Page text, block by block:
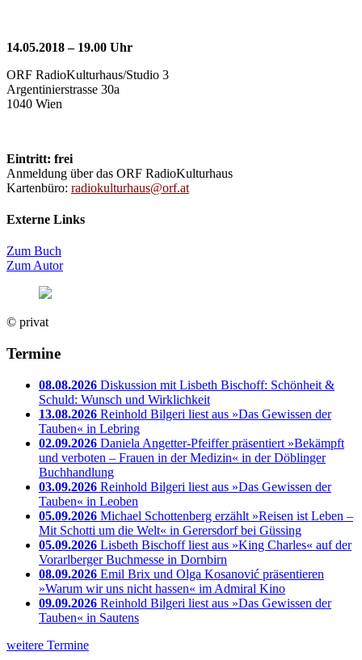
14.05.2018 – 19.00 Uhr
ORF RadioKulturhaus/Studio 3
Argentinierstrasse 30a
1040 Wien
Eintritt: frei
Anmeldung über das ORF RadioKulturhaus
Kartenbüro: radiokulturhaus@orf.at
Externe Links
Zum Buch
Zum Autor
© privat
Termine
08.08.2026 Diskussion mit Lisbeth Bischoff: Schönheit &
Schuld: Wunsch und Wirklichkeit
13.08.2026 Reinhold Bilgeri liest aus »Das Gewissen der
Tauben« in Lebring
02.09.2026 Daniela Angetter-Pfeiffer präsentiert »Bekämpft
und verboten – Frauen in der Medizin« in der Döblinger
Buchhandlung
03.09.2026 Reinhold Bilgeri liest aus »Das Gewissen der
Tauben« in Leoben
05.09.2026 Michael Schottenberg erzählt »Reisen ist Leben –
Mit Schotti um die Welt« in Gerersdorf bei Güssing
05.09.2026 Lisbeth Bischoff liest aus »King Charles« auf der
Vorarlberger Buchmesse in Dornbirn
08.09.2026 Emil Brix und Olga Kosanović präsentieren
»Warum wir uns nicht hassen« im Admiral Kino
09.09.2026 Reinhold Bilgeri liest aus »Das Gewissen der
Tauben« in Sautens
weitere Termine